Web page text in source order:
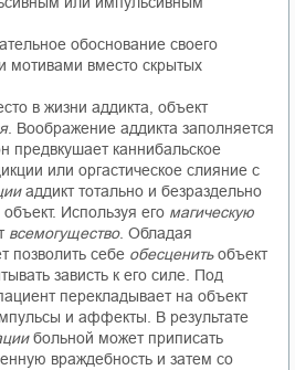
обоснование своего
вместо скрытых
в жизни аддикта, объект
. Воображение аддикта заполняется
предвкушает каннибальское
или оргастическое слияние с
аддикт тотально и безраздельно
Используя его магическую
всемогущество. Обладая
позволить себе обесценитьобъект
зависть к его силе. Под
перекладывает на объект
и аффекты. В результате
больной может приписать
враждебность и затем со